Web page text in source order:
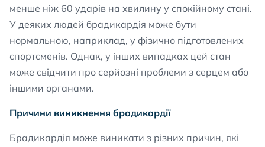
менше ніж 60 ударів на хвилину у спокійному стані.
У деяких людей брадикардія може бути
нормальною, наприклад, у фізично підготовлених
спортсменів. Однак, у інших випадках цей стан
може свідчити про серйозні проблеми з серцем або
іншими органами.
Причини виникнення брадикардії
Брадикардія може виникати з різних причин, які